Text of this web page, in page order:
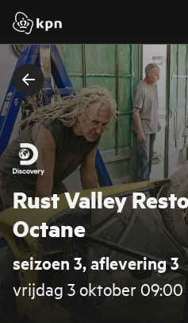
Rust Valley
Octane
seizoen 3, aflevering 3
vrijdag 3 oktober 09:00